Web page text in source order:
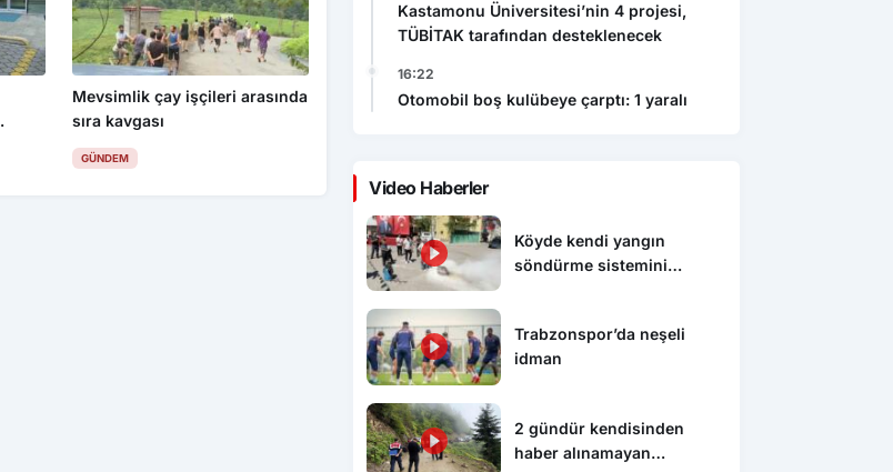
Mevsimlik çay işçileri arasında
sıra kavgası
GÜNDEM
Kastamonu Üniversitesi’nin 4 projesi,
TÜBİTAK tarafından desteklenecek
16:22
Otomobil boş kulübeye çarptı: 1 yaralı
Video Haberler
Köyde kendi yangın
söndürme sistemini
Trabzonspor’da neşeli
idman
2 gündür kendisinden
haber alınamayan